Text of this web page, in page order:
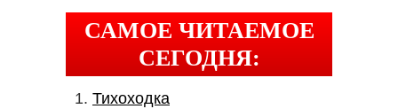
САМОЕ ЧИТАЕМОЕ
СЕГОДНЯ:
Тихоходка